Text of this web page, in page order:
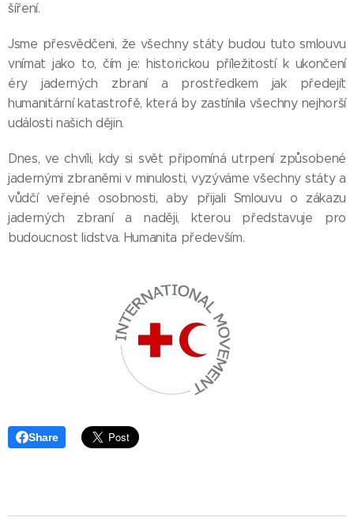
šíření.
Jsme přesvědčeni, že všechny státy budou tuto smlouvu
vnímat jako to, čím je: historickou příležitostí k ukončení
éry jaderných zbraní a prostředkem jak předejít
humanitární katastrofě, která by zastínila všechny nejhorší
události našich dějin.
Dnes, ve chvíli, kdy si svět připomíná utrpení způsobené
jadernými zbraněmi v minulosti, vyzýváme všechny státy a
vůdčí veřejné osobnosti, aby přijali Smlouvu o zákazu
jaderných zbraní a naději, kterou představuje pro
budoucnost lidstva. Humanita především.
Share